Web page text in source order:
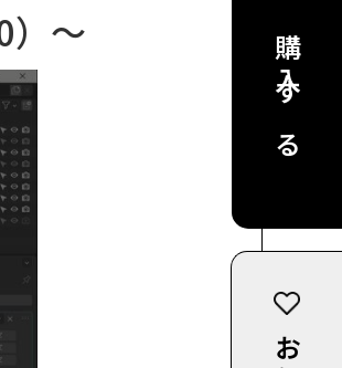
）～
購入する